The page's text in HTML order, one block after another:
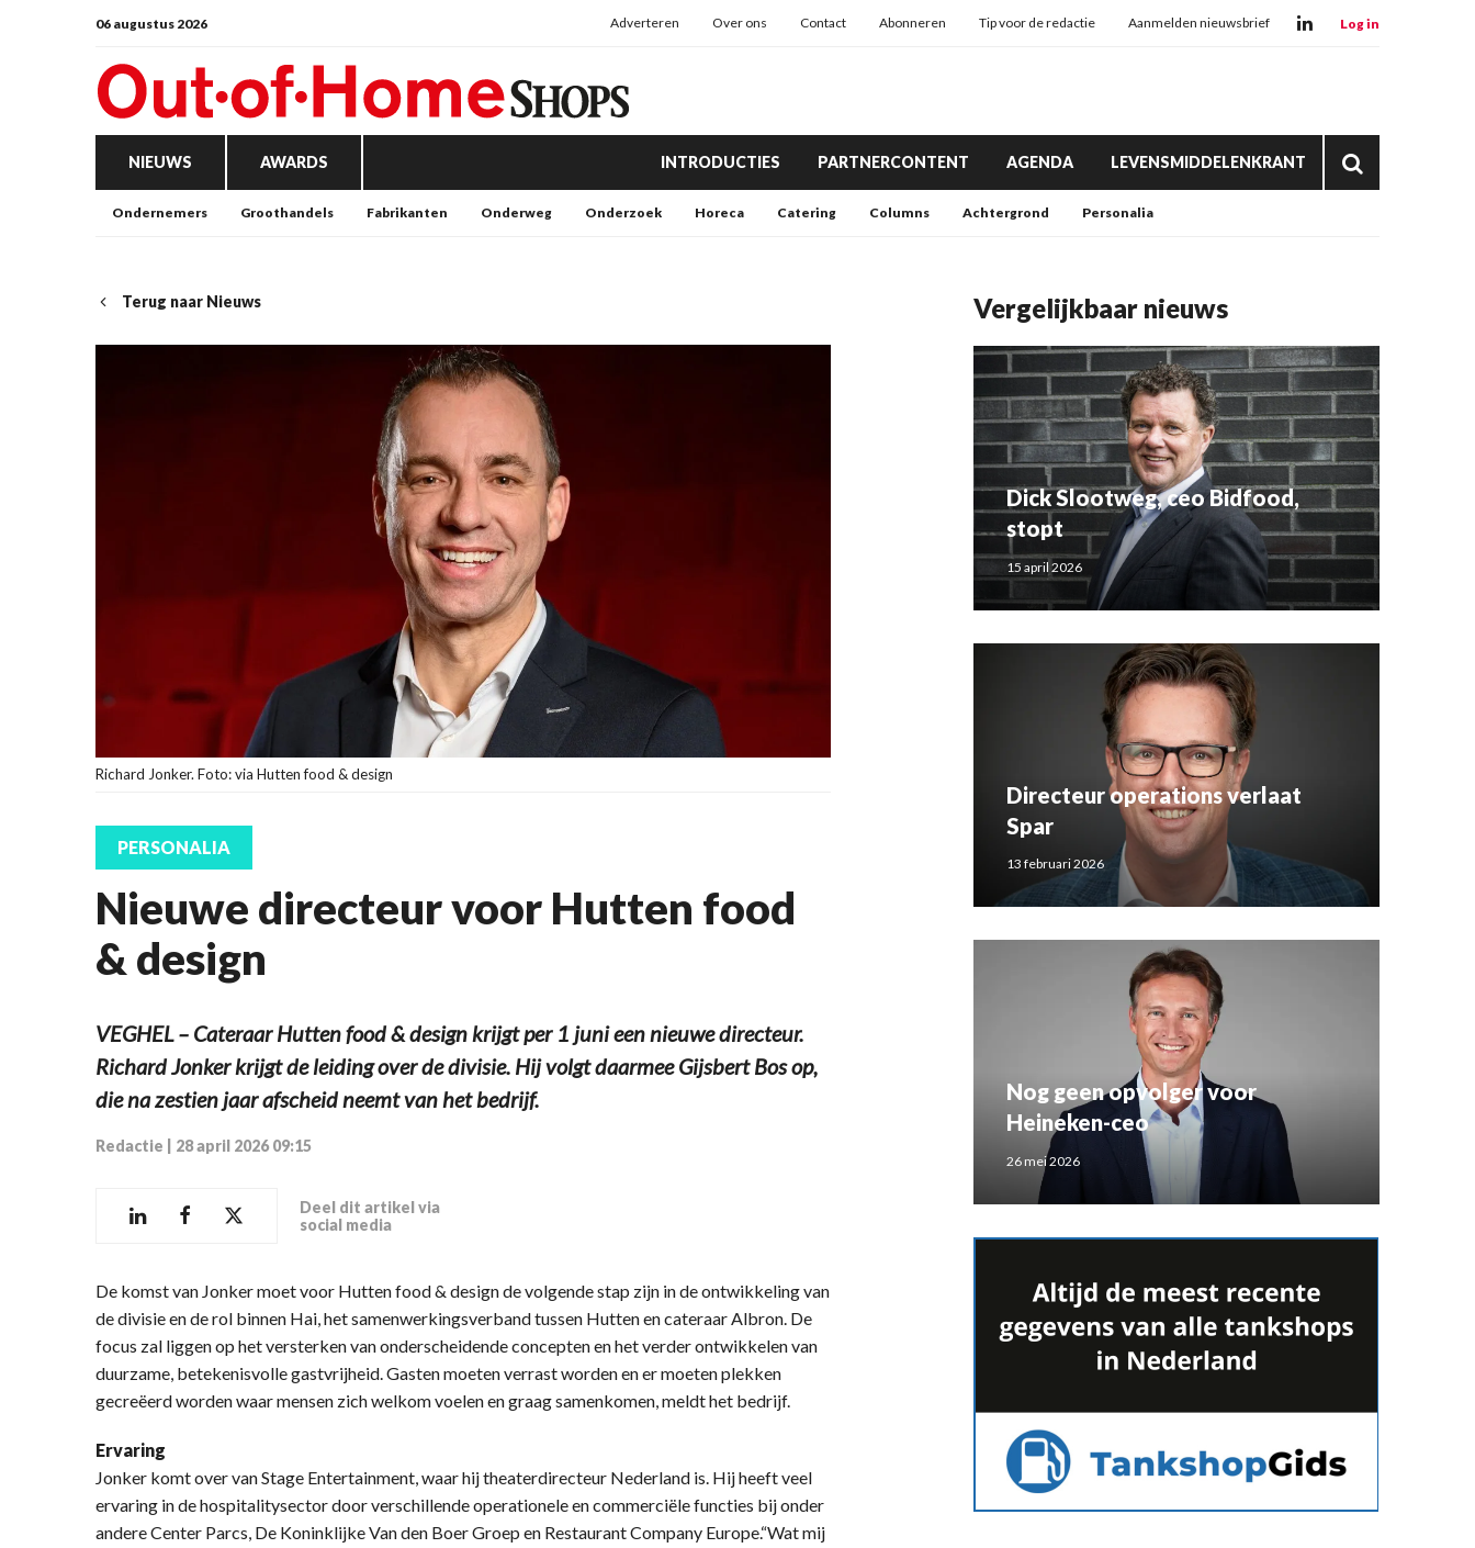
06 augustus 2026 Adverteren Over ons Contact Abonneren Tip voor de redactie Aanmelden nieuwsbrief Log in
NIEUWS AWARDS INTRODUCTIES PARTNERCONTENT AGENDA LEVENSMIDDELENKRANT
Ondernemers Groothandels Fabrikanten Onderweg Onderzoek Horeca Catering Columns Achtergrond Personalia
Terug naar Nieuws
Richard Jonker. Foto: via Hutten food & design
PERSONALIA
Nieuwe directeur voor Hutten food
& design
VEGHEL – Cateraar Hutten food & design krijgt per 1 juni een nieuwe directeur.
Richard Jonker krijgt de leiding over de divisie. Hij volgt daarmee Gijsbert Bos op,
die na zestien jaar afscheid neemt van het bedrijf.
Redactie 28 april 2026 09:15
Deel dit artikel via
social media
De komst van Jonker moet voor Hutten food & design de volgende stap zijn in de ontwikkeling van
de divisie en de rol binnen Hai, het samenwerkingsverband tussen Hutten en cateraar Albron. De
focus zal liggen op het versterken van onderscheidende concepten en het verder ontwikkelen van
duurzame, betekenisvolle gastvrijheid. Gasten moeten verrast worden en er moeten plekken
gecreëerd worden waar mensen zich welkom voelen en graag samenkomen, meldt het bedrijf.
Ervaring
Jonker komt over van Stage Entertainment, waar hij theaterdirecteur Nederland is. Hij heeft veel
ervaring in de hospitalitysector door verschillende operationele en commerciële functies bij onder
andere Center Parcs, De Koninklijke Van den Boer Groep en Restaurant Company Europe.“Wat mij
Vergelijkbaar nieuws
Dick Slootweg, ceo Bidfood,
stopt
15 april 2026
Directeur operations verlaat
Spar
13 februari 2026
Nog geen opvolger voor
Heineken-ceo
26 mei 2026